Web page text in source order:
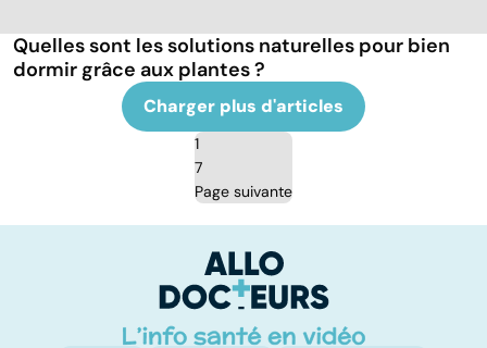
Quelles sont les solutions naturelles pour bien
dormir grâce aux plantes ?
Charger plus d'articles
1
7
Page suivante